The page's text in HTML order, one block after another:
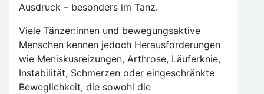
Ausdruck – besonders im Tanz.
Viele Tänzer:innen und bewegungsaktive
Menschen kennen jedoch Herausforderungen
wie Meniskusreizungen, Arthrose, Läuferknie,
Instabilität, Schmerzen oder eingeschränkte
Beweglichkeit, die sowohl die